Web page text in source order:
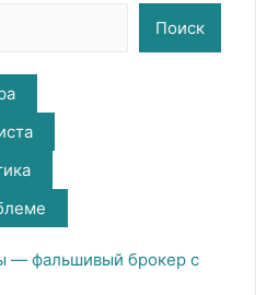
Поиск
— фальшивый брокер с